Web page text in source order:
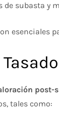
de subasta y
esenciales
post-
tales como: